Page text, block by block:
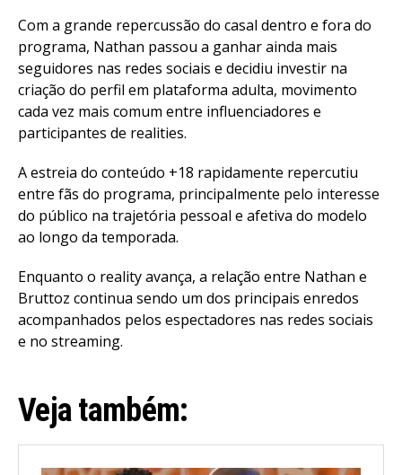
Com a grande repercussão do casal dentro e fora do
programa, Nathan passou a ganhar ainda mais
seguidores nas redes sociais e decidiu investir na
criação do perfil em plataforma adulta, movimento
cada vez mais comum entre influenciadores e
participantes de realities.
A estreia do conteúdo +18 rapidamente repercutiu
entre fãs do programa, principalmente pelo interesse
do público na trajetória pessoal e afetiva do modelo
ao longo da temporada.
Enquanto o reality avança, a relação entre Nathan e
Bruttoz continua sendo um dos principais enredos
acompanhados pelos espectadores nas redes sociais
e no streaming.
Veja também: